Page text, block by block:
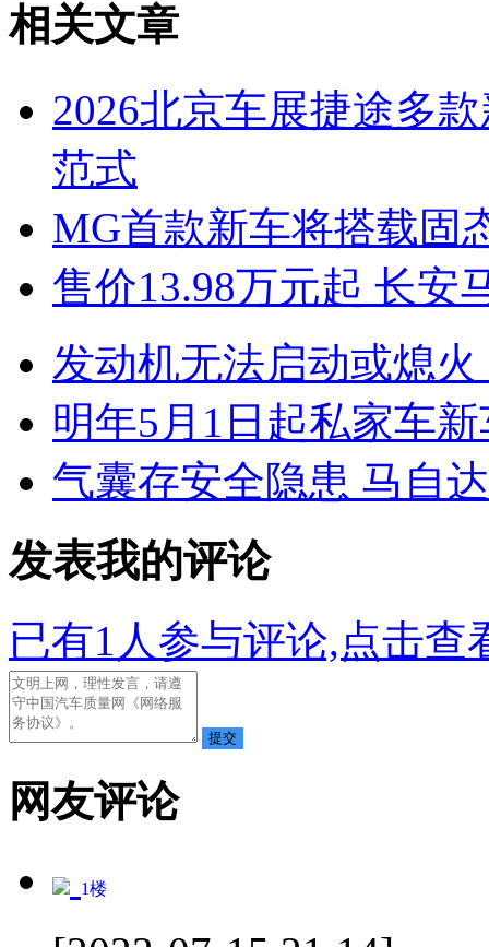
相关文章
2026北京车展捷途多
范式
MG首款新车将搭载固
售价13.98万元起 长安
发动机无法启动或熄
明年5月1日起私家车
气囊存安全隐患 马自
发表我的评论
已有1 人参与评论,点击查
网友评论
1楼